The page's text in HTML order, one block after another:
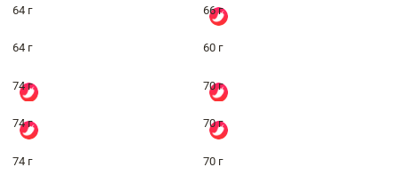
64 г 66 г
64 г 60 г
74 г 70 г
74 г 70 г
74 г 70 г